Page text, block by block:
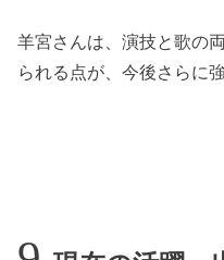
羊宮さんは、演技と歌の
られる点が、今後さらに